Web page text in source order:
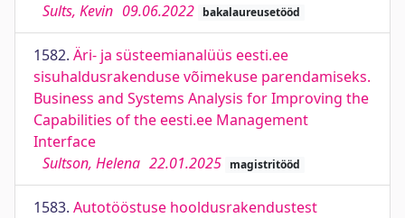
Sults, Kevin 09.06.2022 bakalaureusetööd
1582. Äri- ja süsteemianalüüs eesti.ee
sisuhaldusrakenduse võimekuse parendamiseks.
Business and Systems Analysis for Improving the
Capabilities of the eesti.ee Management
Interface
Sultson, Helena 22.01.2025 magistritööd
1583. Autotööstuse hooldusrakendustest